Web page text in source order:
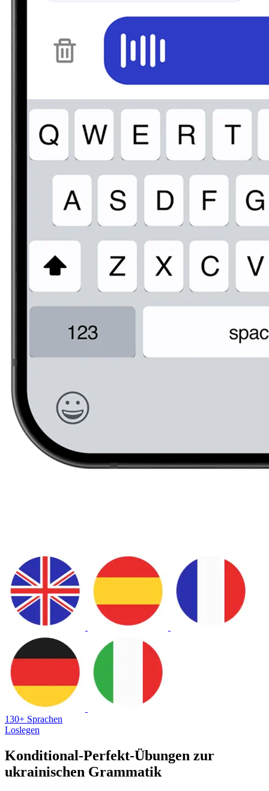
130+ Sprachen
Loslegen
Konditional-Perfekt-Übungen zur
ukrainischen Grammatik